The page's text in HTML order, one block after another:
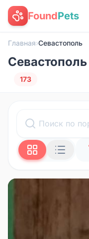
FoundPets
Главная›Севастополь
173